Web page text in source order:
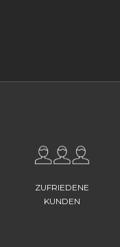
ZUFRIEDENE
KUNDEN